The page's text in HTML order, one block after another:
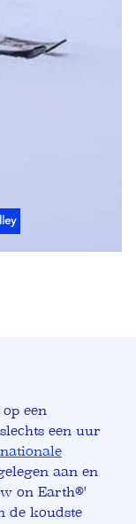
een
een uur
aan en
on Earth®'
de koudste